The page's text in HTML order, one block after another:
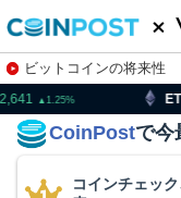
ビットコインの将来性
株特集・関連銘柄
302,769.0
CoinPostで今
コインチェッ